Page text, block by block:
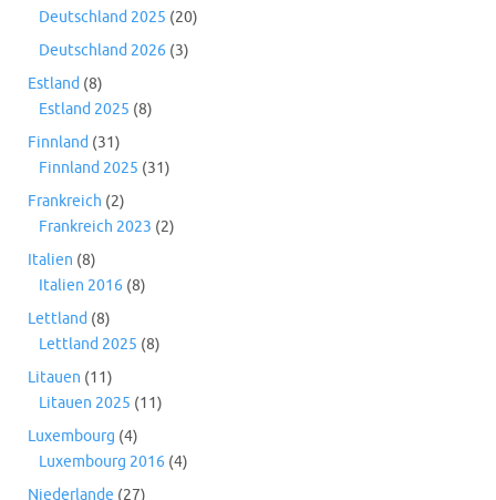
Deutschland 2025 (20)
Deutschland 2026 (3)
Estland (8)
Estland 2025 (8)
Finnland (31)
Finnland 2025 (31)
Frankreich (2)
Frankreich 2023 (2)
Italien (8)
Italien 2016 (8)
Lettland (8)
Lettland 2025 (8)
Litauen (11)
Litauen 2025 (11)
Luxembourg (4)
Luxembourg 2016 (4)
Niederlande (27)